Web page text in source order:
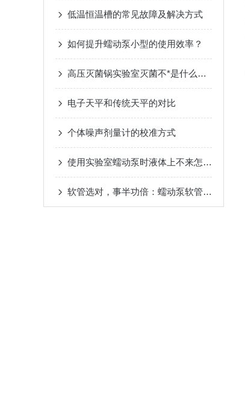
低温恒温槽的常见故障及解决方式
如何提升蠕动泵小型的使用效率？
高压灭菌锅实验室灭菌不*是什么原因造成的？
电子天平和传统天平的对比
个体噪声剂量计的校准方式
使用实验室蠕动泵时液体上不来怎么办？
软管选对，事半功倍：蠕动泵软管材质选择全指南